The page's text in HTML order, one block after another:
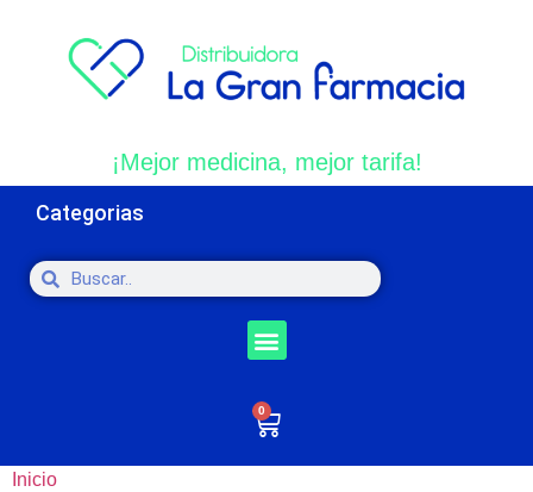
¡Mejor medicina, mejor tarifa!
Categorias
0
Inicio